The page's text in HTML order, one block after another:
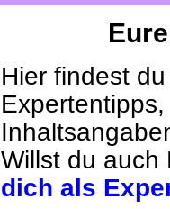
Hier findest
Willst du
dich als